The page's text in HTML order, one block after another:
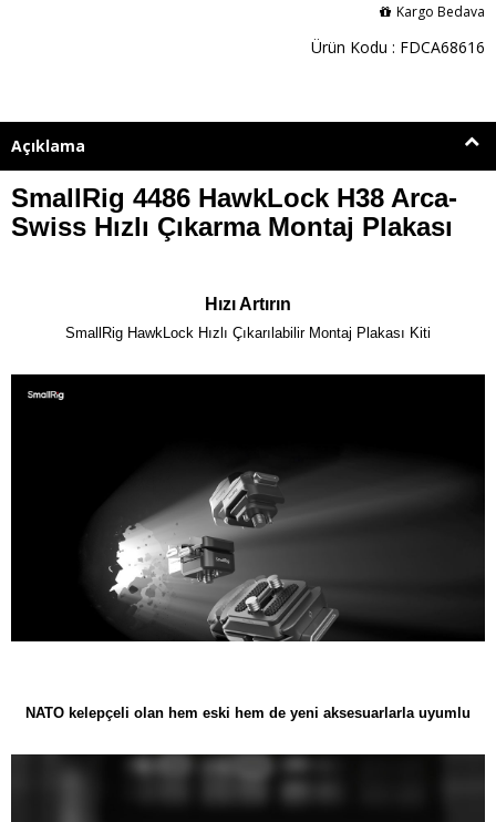
Kargo Bedava
Ürün Kodu : FDCA68616
Açıklama
SmallRig 4486 HawkLock H38 Arca-
Swiss Hızlı Çıkarma Montaj Plakası
Hızı Artırın
SmallRig HawkLock Hızlı Çıkarılabilir Montaj Plakası Kiti
NATO kelepçeli olan hem eski hem de yeni aksesuarlarla uyumlu